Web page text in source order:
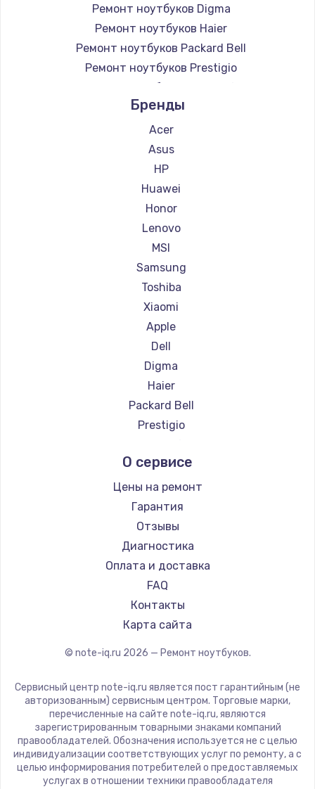
Ремонт ноутбуков Digma
Ремонт ноутбуков Haier
Ремонт ноутбуков Packard Bell
Ремонт ноутбуков Prestigio
Ремонт ноутбуков Microsoft
Ремонт ноутбуков Alienware
Ремонт ноутбуков Aquarius
Ремонт ноутбуков Gigabyte
Ремонт ноутбуков Aorus
Ремонт ноутбуков Maibenben
Ремонт ноутбуков Getac
Ремонт ноутбуков Philips
Ремонт ноутбуков LG
Ремонт ноутбуков Panasonic
Ремонт ноутбуков Irbis
Ремонт ноутбуков Thunderobot
Ремонт ноутбуков Hasee
Ремонт ноутбуков ZTE
Ремонт ноутбуков Hiper
Ремонт ноутбуков Evga
Ремонт ноутбуков Google
Ремонт ноутбуков Echips
Ремонт ноутбуков Predator
Ремонт ноутбуков iru
Ремонт ноутбуков Machenike
Ремонт ноутбуков DEXP
Ремонт ноутбуков Teclast
Ремонт ноутбуков CHUWI
Ремонт ноутбуков Colorful
Бренды
Acer
Asus
HP
Huawei
Honor
Lenovo
MSI
Samsung
Toshiba
Xiaomi
Apple
Dell
Digma
Haier
Packard Bell
Prestigio
Alienware
Aquarius
Gigabyte
Aorus
Maibenben
Getac
Philips
LG
Panasonic
ZTE
Hiper
Evga
Google
Echips
О сервисе
Цены на ремонт
Гарантия
Отзывы
Диагностика
Оплата и доставка
FAQ
Контакты
Карта сайта
© note-iq.ru 2026 — Ремонт ноутбуков.
Сервисный центр note-iq.ru является пост гарантийным (не
авторизованным) сервисным центром. Торговые марки,
перечисленные на сайте note-iq.ru, являются
зарегистрированным товарными знаками компаний
правообладателей. Обозначения используется не с целью
индивидуализации соответствующих услуг по ремонту, а с
целью информирования потребителей о предоставляемых
услугах в отношении техники правообладателя